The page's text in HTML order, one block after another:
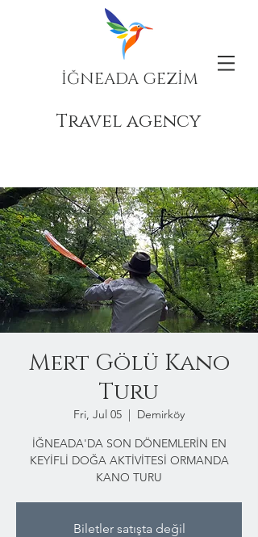
İĞNEADA GEZİM
Travel agency
Mert Gölü Kano
Turu
Fri, Jul 05
  |
Demirköy
İĞNEADA'DA SON DÖNEMLERİN EN
KEYİFLİ DOĞA AKTİVİTESİ ORMANDA
KANO TURU
Biletler satışta değil